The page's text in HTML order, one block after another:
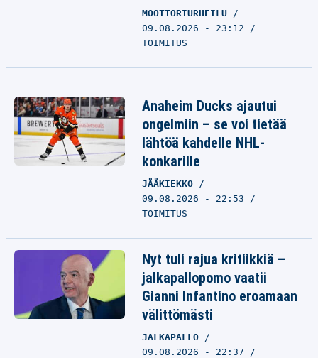
MOOTTORIURHEILU
09.08.2026 - 23:12
TOIMITUS
Anaheim Ducks ajautui
ongelmiin – se voi tietää
lähtöä kahdelle NHL-
konkarille
JÄÄKIEKKO
09.08.2026 - 22:53
TOIMITUS
Nyt tuli rajua kritiikkiä –
jalkapallopomo vaatii
Gianni Infantino eroamaan
välittömästi
JALKAPALLO
09.08.2026 - 22:37